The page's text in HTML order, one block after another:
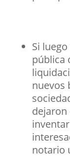
Si
pública
nuevos
dejaron
notario